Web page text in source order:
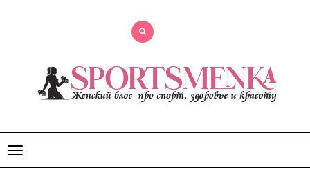
Открыть
меню